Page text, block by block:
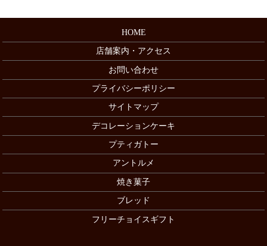
HOME
店舗案内・アクセス
お問い合わせ
プライバシーポリシー
サイトマップ
デコレーションケーキ
プティガトー
アントルメ
焼き菓子
ブレッド
フリーチョイスギフト